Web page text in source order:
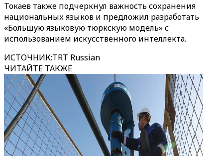
Токаев также подчеркнул важность сохранения
национальных языков и предложил разработать
«Большую языковую тюркскую модель» с
использованием искусственного интеллекта.
ИСТОЧНИК:TRT Russian
ЧИТАЙТЕ ТАКЖЕ